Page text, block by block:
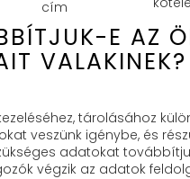
cím
E AZ
VALAKINEK?
tárolásához
veszünk igénybe, és
adatokat
végzik az adatok